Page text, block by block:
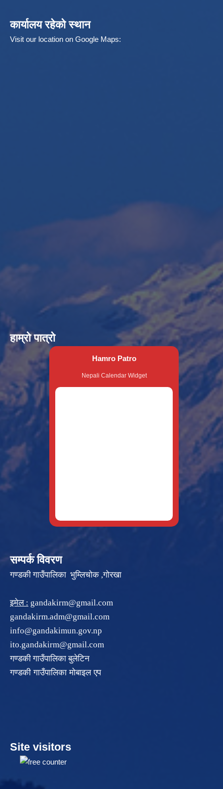
कार्यालय रहेको स्थान
Visit our location on Google Maps:
हाम्रो पात्रो
Hamro Patro
Nepali Calendar Widget
सम्पर्क विवरण
गण्डकी गाउँपालिका भुम्लिचोक ,गोरखा
इमेल : gandakirm@gmail.com
gandakirm.adm@gmail.com
info@gandakimun.gov.np
ito.gandakirm@gmail.com
गण्डकी गाउँपालिका बुलेटिन
गण्डकी गाउँपालिका मोबाइल एप
Site visitors